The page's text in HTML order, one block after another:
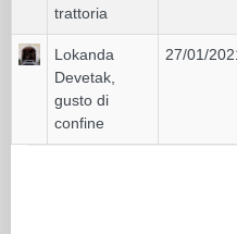
trattoria
Lokanda
Devetak,
gusto di
confine
27/01/